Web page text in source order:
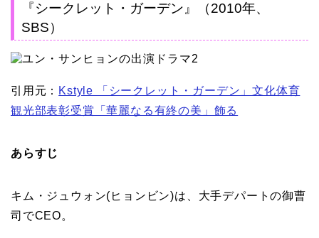
『シークレット・ガーデン』（2010年、
SBS）
引用元： Kstyle 「シークレット・ガーデン」文化体育
観光部表彰受賞「華麗なる有終の美」飾る
あらすじ
キム・ジュウォン(ヒョンビン)は、大手デパートの御曹
司でCEO。